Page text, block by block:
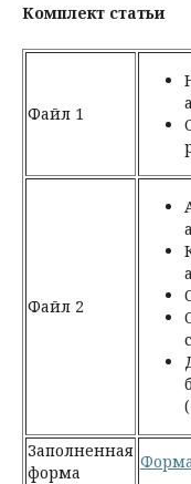
Комплект статьи
Файл 1
Файл 2
Заполненная
форма